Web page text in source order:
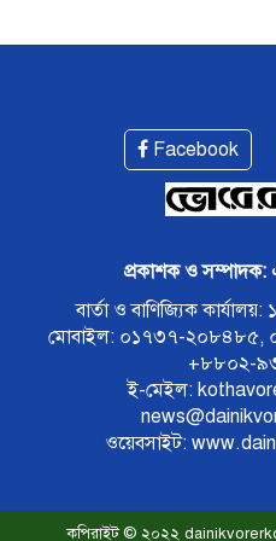
Facebook
প্রকাশক ও সম্পাদক:
বার্তা ও বাণিজ্যিক
মোবাইল: ০১৭৩৭-২০৮৪৮৫,
+৮৮০২-
ই-মেইল:
ওয়েবসাইট:
কপিরাইট © ২০২২